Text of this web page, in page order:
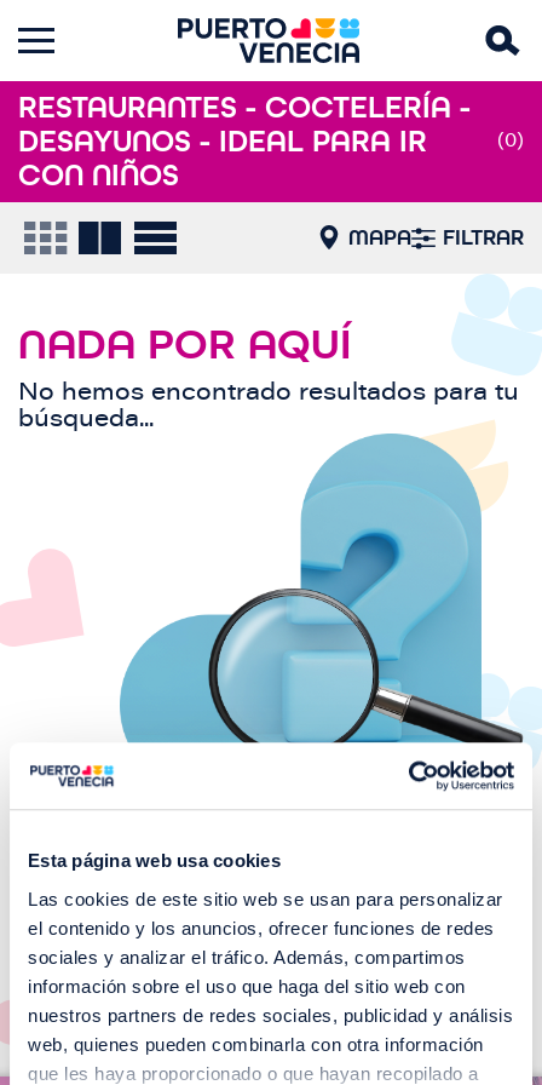
Esta página web usa cookies
Las cookies de este sitio web se usan para personalizar
el contenido y los anuncios, ofrecer funciones de redes
sociales y analizar el tráfico. Además, compartimos
información sobre el uso que haga del sitio web con
nuestros partners de redes sociales, publicidad y análisis
web, quienes pueden combinarla con otra información
que les haya proporcionado o que hayan recopilado a
RESTAURANTES - COCTELERÍA -
DESAYUNOS - IDEAL PARA IR
CON NIÑOS
(0)
MAPA FILTRAR
NADA POR AQUÍ
No hemos encontrado resultados para tu
búsqueda...
¡No te pierdas nuestros
EVENTOS!
Ver todos >